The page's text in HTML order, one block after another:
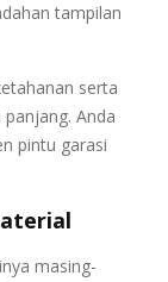
tampilan
serta
Anda
pintu garasi
masing-